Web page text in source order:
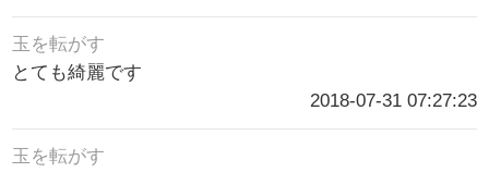
玉を転がす
とても綺麗です
2018-07-31 07:27:23
玉を転がす